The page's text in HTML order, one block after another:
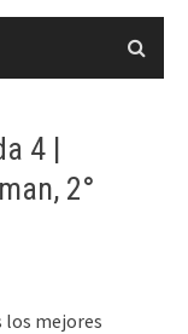
4 |
2°
los mejores